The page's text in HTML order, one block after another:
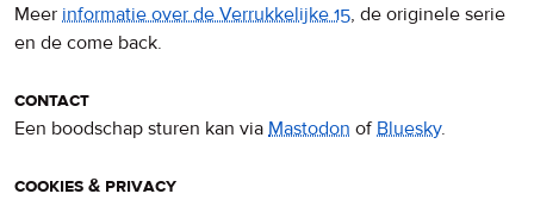
Meer informatie over de Verrukkelijke 15, de originele serie
en de come back.
contact
Een boodschap sturen kan via Mastodon of Bluesky.
cookies & privacy